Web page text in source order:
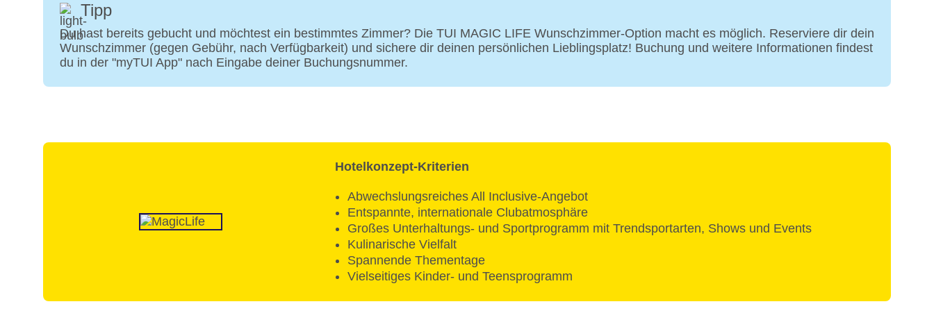
Zimmer: 306
Landeskategorie: 4 Sterne
Tipp
Du hast bereits gebucht und möchtest ein bestimmtes Zimmer? Die TUI MAGIC LIFE Wunschzimmer-Option macht es möglich. Reserviere dir dein
Wunschzimmer (gegen Gebühr, nach Verfügbarkeit) und sichere dir deinen persönlichen Lieblingsplatz! Buchung und weitere Informationen findest
du in der "myTUI App" nach Eingabe deiner Buchungsnummer.
Hotelkonzept-Kriterien
Abwechslungsreiches All Inclusive-Angebot
Entspannte, internationale Clubatmosphäre
Großes Unterhaltungs- und Sportprogramm mit Trendsportarten, Shows und Events
Kulinarische Vielfalt
Spannende Thementage
Vielseitiges Kinder- und Teensprogramm